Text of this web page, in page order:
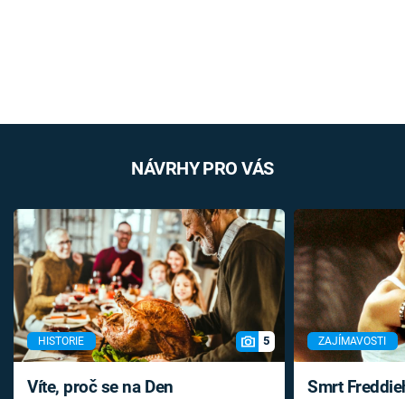
NÁVRHY PRO VÁS
HISTORIE 5
Víte, proč se na Den
ZAJÍMAVOSTI
Smrt